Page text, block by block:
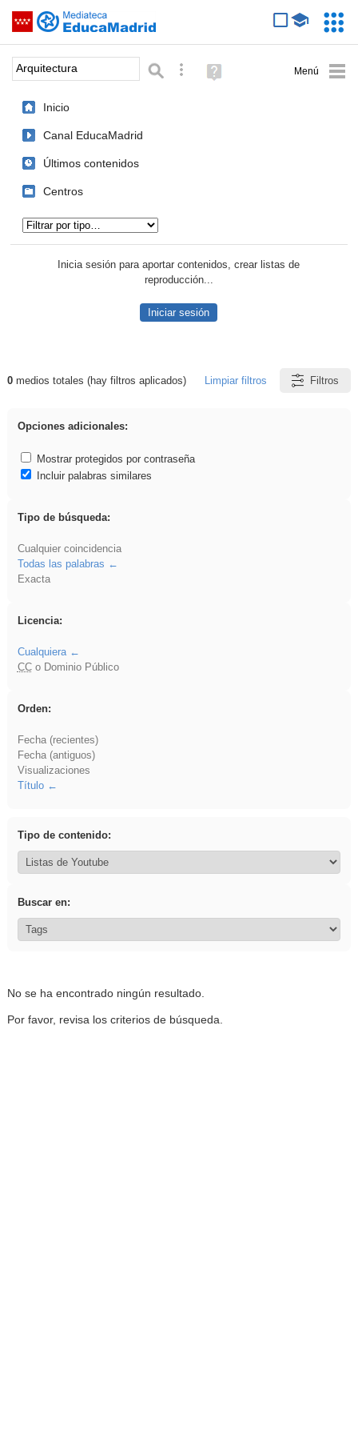
Saltar navegación
Palabra o frase: Búsqueda avanzada
Ayuda
(en
Inicio
Canal EducaMadrid
Últimos contenidos
Centros
Inicia sesión para aportar contenidos, crear listas de
reproducción...
Iniciar sesión
Resultados de: Arquitectura
0medios totales (hay filtros aplicados) Limpiar filtros Filtros
Opciones adicionales:
Mostrar protegidos por contraseña
Incluir palabras similares
Tipo de búsqueda:
Cualquier coincidencia
Todas las palabras
Exacta
Licencia:
Cualquiera
CCo Dominio Público
Orden:
Fecha (recientes)
Fecha (antiguos)
Visualizaciones
Título
Tipo de contenido:
Buscar en:
No se ha encontrado ningún resultado.
Por favor, revisa los criterios de búsqueda.